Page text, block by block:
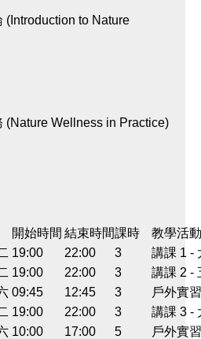
(Introduction to Nature
(Nature Wellness in Practice)
開始時間 結束時間課時
教學活
19:00 22:00 3
講課 1 -
19:00 22:00 3
講課 2 -
09:45 12:45 3
戶外實
19:00 22:00 3
講課 3 -
10:00 17:00 5 戶外實